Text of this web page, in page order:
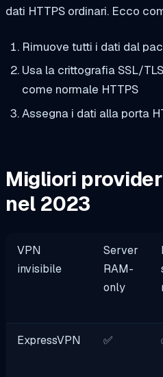
dati HTTPS ordinari. Ecco
Rimuove tutti i dati dal
Usa la crittografia SSL/
come normale HTTPS
Assegna i dati alla porta
Migliori
nel 2023
VPN
invisibile
Server
RAM-
only
ExpressVPN ✅